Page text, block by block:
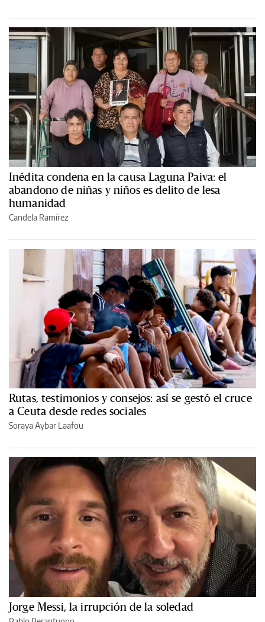
Inédita condena en la causa Laguna Paiva: el
abandono de niñas y niños es delito de lesa
humanidad
Candela Ramírez
Rutas, testimonios y consejos: así se gestó el cruce
a Ceuta desde redes sociales
Soraya Aybar Laafou
Jorge Messi, la irrupción de la soledad